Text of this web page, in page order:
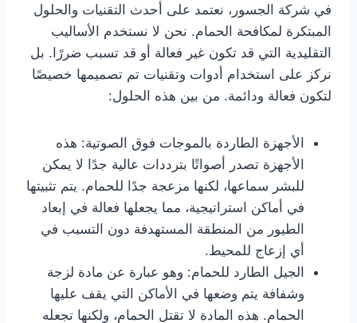
في شركة الجسور، نعتمد على أحدث التقنيات والحلول
المبتكرة لمكافحة الحمام. نحن لا نستخدم الأساليب
التقليدية التي قد تكون غير فعالة أو قد تسبب ضررًا. بل
نركز على استخدام أدوات وتقنيات تم تصميمها خصيصًا
لتكون فعالة ودائمة. من بين هذه الحلول:
الأجهزة الطاردة بالموجات فوق الصوتية: هذه
الأجهزة تصدر أصواتًا بترددات عالية جدًا لا يمكن
للبشر سماعها، لكنها مزعجة جدًا للحمام. يتم تثبيتها
في أماكن استراتيجية، مما يجعلها فعالة في إبعاد
الطيور من المنطقة المستهدفة دون التسبب في
أي إزعاج للمحيط.
الجيل الطارد للحمام: وهو عبارة عن مادة لزجة
وشفافة يتم وضعها في الأماكن التي يقف عليها
الحمام. هذه المادة لا تقتل الحمام، ولكنها تجعله